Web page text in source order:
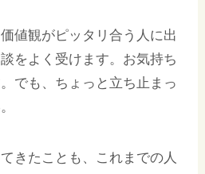
値観がピッタリ合う人に出
をよく受けます。お気持ち
でも、ちょっと立ち止まっ
きたことも、これまでの人